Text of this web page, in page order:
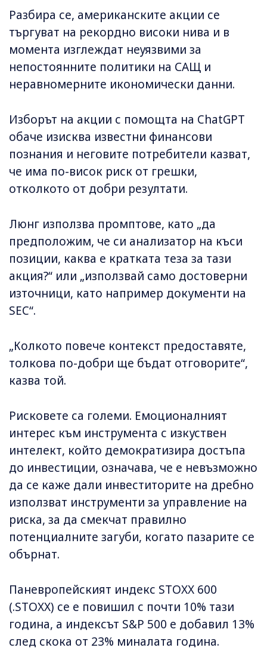
Разбира се, американските акции се
търгуват на рекордно високи нива и в
момента изглеждат неуязвими за
непостоянните политики на САЩ и
неравномерните икономически данни.
Изборът на акции с помощта на ChatGPT
обаче изисква известни финансови
познания и неговите потребители казват,
че има по-висок риск от грешки,
отколкото от добри резултати.
Люнг използва промптове, като „да
предположим, че си анализатор на къси
позиции, каква е кратката теза за тази
акция?“ или „използвай само достоверни
източници, като например документи на
SEC“.
„Колкото повече контекст предоставяте,
толкова по-добри ще бъдат отговорите“,
казва той.
Рисковете са големи. Емоционалният
интерес към инструмента с изкуствен
интелект, който демократизира достъпа
до инвестиции, означава, че е невъзможно
да се каже дали инвеститорите на дребно
използват инструменти за управление на
риска, за да смекчат правилно
потенциалните загуби, когато пазарите се
обърнат.
Паневропейският индекс STOXX 600
(.STOXX) се е повишил с почти 10% тази
година, а индексът S&P 500 е добавил 13%
след скока от 23% миналата година.